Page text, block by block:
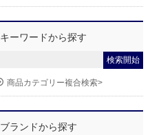
キーワードから探す
商品カテゴリー複合検索>
ブランドから探す